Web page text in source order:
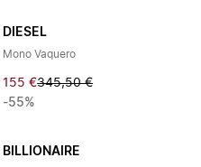
DIESEL
Mono Vaquero
155 €345,50 €
-55%
BILLIONAIRE